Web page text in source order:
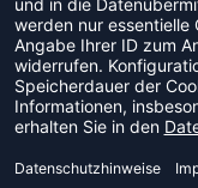
DEAL